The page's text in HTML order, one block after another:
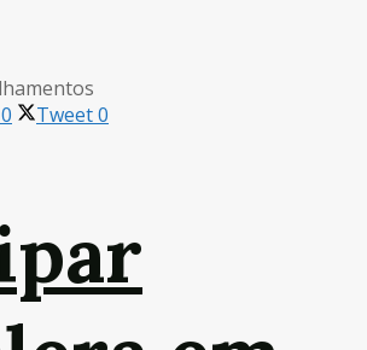
0 Tweet0